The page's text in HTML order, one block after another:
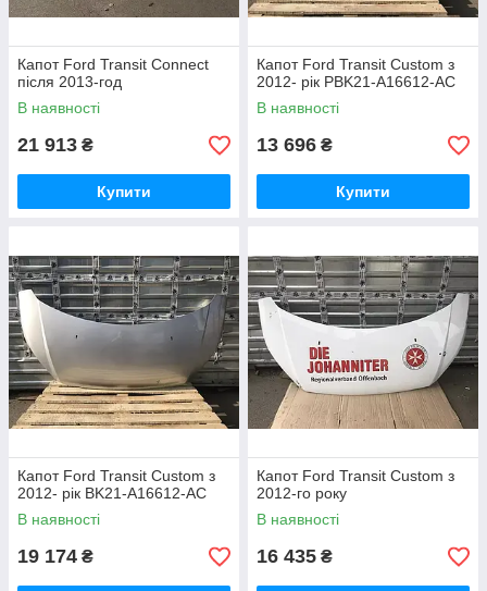
Капот Ford Transit Connect
після 2013-год
В наявності
21 913 ₴
Купити
Капот Ford Transit Custom з
2012- рік PBK21-A16612-AC
В наявності
13 696 ₴
Купити
Капот Ford Transit Custom з
2012- рік BK21-A16612-AC
В наявності
19 174 ₴
Капот Ford Transit Custom з
2012-го року
В наявності
16 435 ₴